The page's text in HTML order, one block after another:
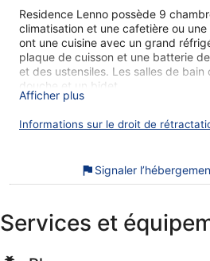
Residence Lenno possède 9
climatisation et une cafetière ou
ont une cuisine avec un grand
plaque de cuisson et une batterie
et des ustensiles. Les salles de bain
douche et un bidet.
Cette résidence de Tremezzina offre
Internet par Wi-Fi. Une télévision
chaînes par satellite.
Nos clients nous ont dit qu'ils
séjour, vous ne serez qu'à quelques
Lido de Lenno. L'accès Wi-Fi à
Afficher plus
Informations sur le droit de
Signaler
Services et